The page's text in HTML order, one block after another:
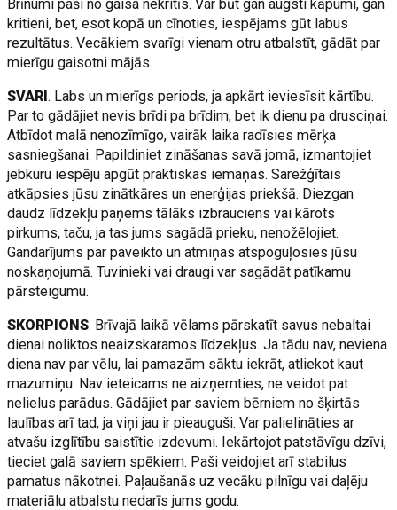
Brīnumi paši no gaisa nekritīs. Var būt gan augsti kāpumi, gan
kritieni, bet, esot kopā un cīnoties, iespējams gūt labus
rezultātus. Vecākiem svarīgi vienam otru atbalstīt, gādāt par
mierīgu gaisotni mājās.
SVARI. Labs un mierīgs periods, ja apkārt ieviesīsit kārtību.
Par to gādājiet nevis brīdi pa brīdim, bet ik dienu pa drusciņai.
Atbīdot malā nenozīmīgo, vairāk laika radīsies mērķa
sasniegšanai. Papildiniet zināšanas savā jomā, izmantojiet
jebkuru iespēju apgūt praktiskas iemaņas. Sarežģītais
atkāpsies jūsu zinātkāres un enerģijas priekšā. Diezgan
daudz līdzekļu paņems tālāks izbrauciens vai kārots
pirkums, taču, ja tas jums sagādā prieku, nenožēlojiet.
Gandarījums par paveikto un atmiņas atspoguļosies jūsu
noskaņojumā. Tuvinieki vai draugi var sagādāt patīkamu
pārsteigumu.
SKORPIONS. Brīvajā laikā vēlams pārskatīt savus nebaltai
dienai noliktos neaizskaramos līdzekļus. Ja tādu nav, neviena
diena nav par vēlu, lai pamazām sāktu iekrāt, atliekot kaut
mazumiņu. Nav ieteicams ne aizņemties, ne veidot pat
nelielus parādus. Gādājiet par saviem bērniem no šķirtās
laulības arī tad, ja viņi jau ir pieauguši. Var palielināties ar
atvašu izglītību saistītie izdevumi. Iekārtojot patstāvīgu dzīvi,
tieciet galā saviem spēkiem. Paši veidojiet arī stabilus
pamatus nākotnei. Paļaušanās uz vecāku pilnīgu vai daļēju
materiālu atbalstu nedarīs jums godu.